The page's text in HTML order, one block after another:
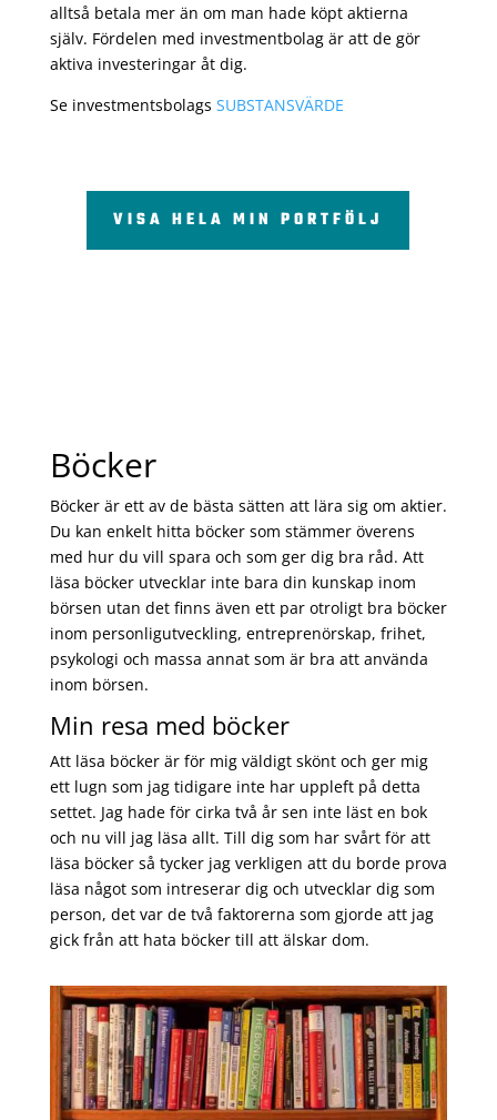
alltså betala mer än om man hade köpt aktierna
själv. Fördelen med investmentbolag är att de gör
aktiva investeringar åt dig.
Se investmentsbolags SUBSTANSVÄRDE
VISA HELA MIN PORTFÖLJ
Böcker
Böcker är ett av de bästa sätten att lära sig om aktier.
Du kan enkelt hitta böcker som stämmer överens
med hur du vill spara och som ger dig bra råd. Att
läsa böcker utvecklar inte bara din kunskap inom
börsen utan det finns även ett par otroligt bra böcker
inom personligutveckling, entreprenörskap, frihet,
psykologi och massa annat som är bra att använda
inom börsen.
Min resa med böcker
Att läsa böcker är för mig väldigt skönt och ger mig
ett lugn som jag tidigare inte har uppleft på detta
settet. Jag hade för cirka två år sen inte läst en bok
och nu vill jag läsa allt. Till dig som har svårt för att
läsa böcker så tycker jag verkligen att du borde prova
läsa något som intreserar dig och utvecklar dig som
person, det var de två faktorerna som gjorde att jag
gick från att hata böcker till att älskar dom.